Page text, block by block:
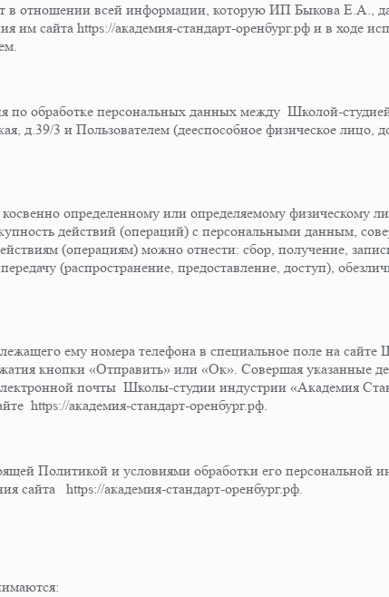
в отношении всей информации, которую ИП Быкова Е.А.,
им сайта https://академия-стандарт-оренбург.рф и в ходе
по обработке персональных данных между Школой-
д.39/3 и Пользователем (дееспособное физическое лицо,
определенному или определяемому физическому
действий (операций) с персональными данным,
(операциям) можно отнести: сбор, получение,
(распространение, предоставление, доступ),
ему номера телефона в специальное поле на
кнопки «Отправить» или «Ок». Совершая указанные
почты Школы-студии индустрии «Академия
https://академия-стандарт-оренбург.рф.
Политикой и условиями обработки его персональной
сайта https://академия-стандарт-оренбург.рф.